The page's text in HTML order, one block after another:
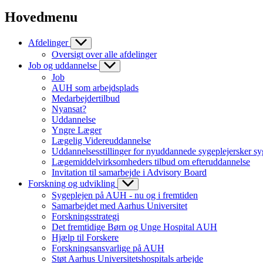
Hovedmenu
Afdelinger
Oversigt over alle afdelinger
Job og uddannelse
Job
AUH som arbejdsplads
Medarbejdertilbud
Nyansat?
Uddannelse
Yngre Læger
Lægelig Videreuddannelse
Uddannelsesstillinger for nyuddannede sygeplejersker
Lægemiddelvirksomheders tilbud om efteruddannelse
Invitation til samarbejde i Advisory Board
Forskning og udvikling
Sygeplejen på AUH - nu og i fremtiden
Samarbejdet med Aarhus Universitet
Forskningsstrategi
Det fremtidige Børn og Unge Hospital AUH
Hjælp til Forskere
Forskningsansvarlige på AUH
Støt Aarhus Universitetshospitals arbejde